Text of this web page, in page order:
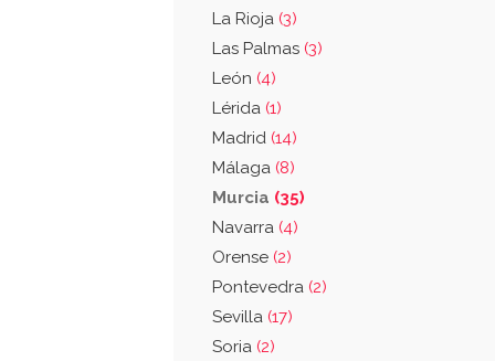
La Rioja (3)
Las Palmas (3)
León (4)
Lérida (1)
Madrid (14)
Málaga (8)
Murcia (35)
Navarra (4)
Orense (2)
Pontevedra (2)
Sevilla (17)
Soria (2)